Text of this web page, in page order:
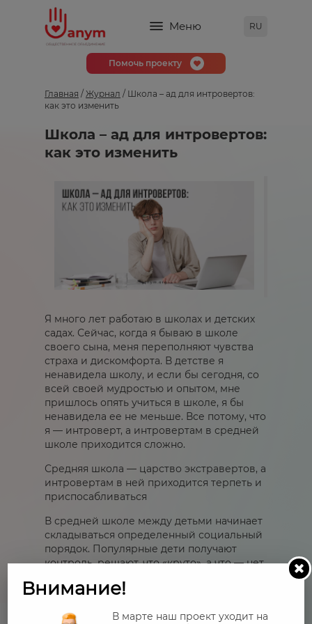
Меню RU
Помочь проекту
Главная / Журнал / Школа – ад для интровертов:
как это изменить
Школа – ад для интровертов:
как это изменить
Я много лет работаю в школах и детских
садах. Сейчас, когда я бываю в школе
своего сына, меня переполняют чувства
страха и дискомфорта. В детстве я
ненавидела школу, и если бы сегодня, со
всей своей мудростью и опытом, мне
пришлось опять учиться в школе, я бы
ненавидела ее не меньше. Все потому, что
я — интроверт, а интровертам в средней
школе приходится сложно.
Средняя школа — царство экстравертов, а
интровертам в ней приходится терпеть и
приспосабливаться
В средней школе между детьми начинает
складываться определенный социальный
порядок. Популярные дети получают
контроль, решают, что «круто», а что — нет,
спорах. Интроверты становятся
голоса. Их умственные способности,
Внимание!
В марте наш проект уходит на